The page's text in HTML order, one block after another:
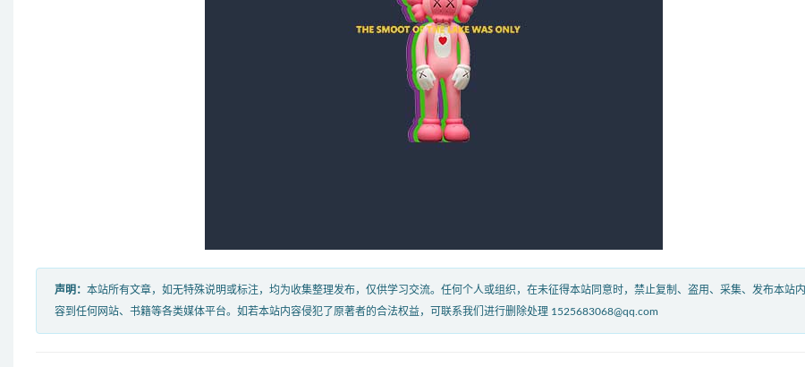
声明： 本站所有文章，如无特殊说明或标注，均为收集整理发布，仅供学习交流。任何个人或组织，在未征得本站同意时，禁止复制、盗用、采集、发布本站内
容到任何网站、书籍等各类媒体平台。如若本站内容侵犯了原著者的合法权益，可联系我们进行删除处理 1525683068@qq.com